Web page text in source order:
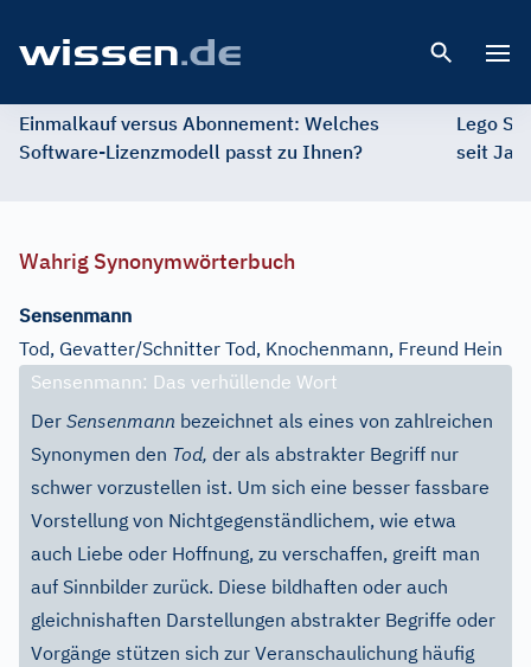
Einmalkauf versus Abonnement: Welches
Software-Lizenzmodell passt zu Ihnen?
Lego
seit
Wahrig Synonymwörterbuch
Sensenmann
Tod, Gevatter/Schnitter Tod, Knochenmann, Freund Hein
Sensenmann: Das verhüllende Wort
Der Sensenmann bezeichnet als eines von zahlreichen
Synonymen den Tod, der als abstrakter Begriff nur
schwer vorzustellen ist. Um sich eine besser fassbare
Vorstellung von Nichtgegenständlichem, wie etwa
auch Liebe oder Hoffnung, zu verschaffen, greift man
auf Sinnbilder zurück. Diese bildhaften oder auch
gleichnishaften Darstellungen abstrakter Begriffe oder
Vorgänge stützen sich zur Veranschaulichung häufig